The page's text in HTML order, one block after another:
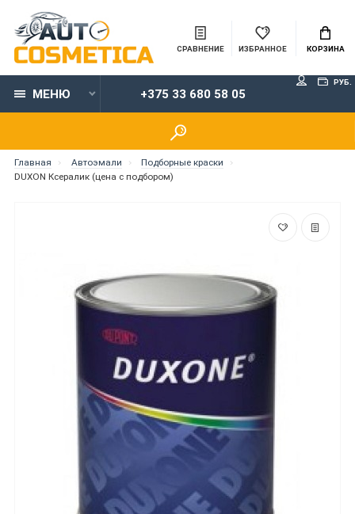
СРАВНЕНИЕ ИЗБРАННОЕ КОРЗИНА
МЕНЮ +375 33 680 58 05
РУБ.
Главная Автоэмали
Подборные краски
DUXON Ксералик (цена с подбором)